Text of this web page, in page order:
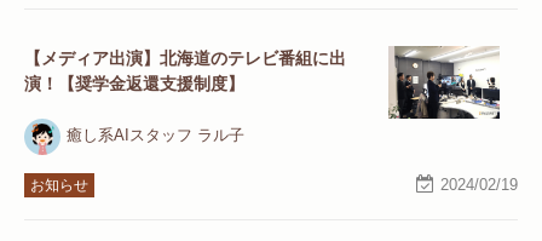
【メディア出演】北海道のテレビ番組に出
演！【奨学金返還支援制度】
癒し系AIスタッフ ラル子
お知らせ 2024/02/19